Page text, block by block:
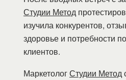
Студии Метод
изучила конкурентов,
здоровье и потребности
клиентов.
МаркетологСтудии Метод